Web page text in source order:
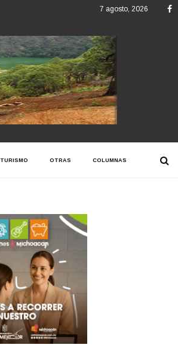
7 agosto, 2026
TURISMO OTRAS COLUMNAS